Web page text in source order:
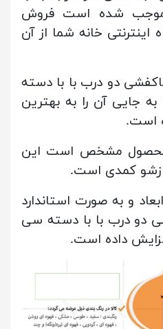
شده است فروش
اینترنتی خانه شما از آن
دو درب با با دسته
جایی آن را به بهترین
است.
محصول مشخص است این
کمدی است.
و به صورت استاندارد
دو درب با با دسته سی
داده است.